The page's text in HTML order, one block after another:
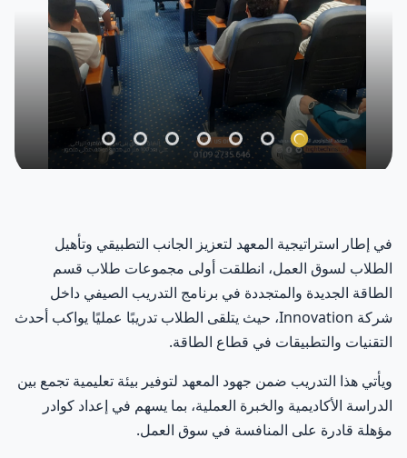
في إطار استراتيجية المعهد لتعزيز الجانب التطبيقي وتأهيل
الطلاب لسوق العمل، انطلقت أولى مجموعات طلاب قسم
الطاقة الجديدة والمتجددة في برنامج التدريب الصيفي داخل
شركة Innovation، حيث يتلقى الطلاب تدريبًا عمليًا يواكب أحدث
التقنيات والتطبيقات في قطاع الطاقة.
ويأتي هذا التدريب ضمن جهود المعهد لتوفير بيئة تعليمية تجمع بين
الدراسة الأكاديمية والخبرة العملية، بما يسهم في إعداد كوادر
مؤهلة قادرة على المنافسة في سوق العمل.